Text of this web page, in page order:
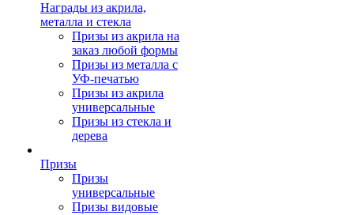
Награды из акрила,
металла и стекла
Призы из акрила на
заказ любой формы
Призы из металла с
УФ-печатью
Призы из акрила
универсальные
Призы из стекла и
дерева
Призы
Призы
универсальные
Призы видовые